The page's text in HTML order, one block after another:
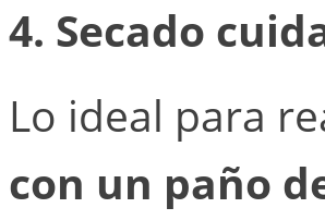
4. Secado
Lo ideal para
con un paño